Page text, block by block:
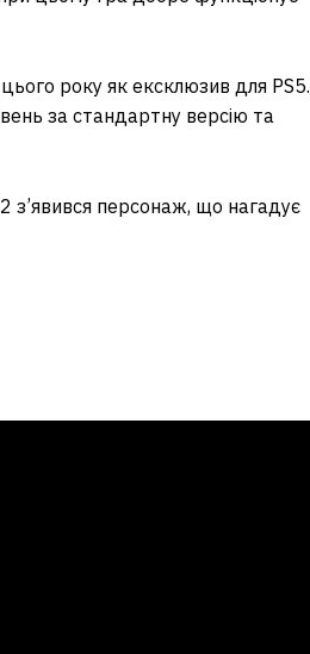
року як ексклюзив для PS5.
за стандартну версію та
з’явився персонаж, що нагадує